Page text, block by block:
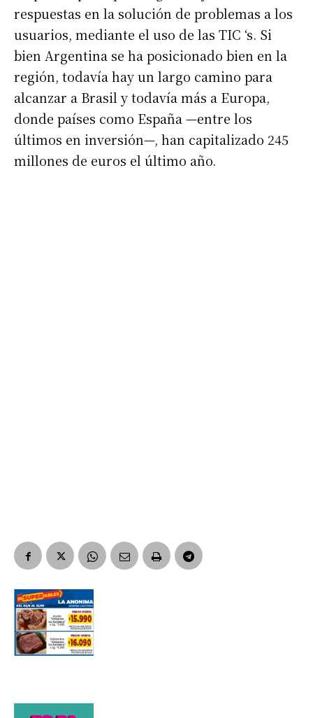
Dirección de correo electrónico
Nombre
Apellidos
Número de teléfono
respuestas en la solución de problemas a los
usuarios, mediante el uso de las TIC ‘s. Si
bien Argentina se ha posicionado bien en la
región, todavía hay un largo camino para
alcanzar a Brasil y todavía más a Europa,
donde países como España —entre los
últimos en inversión—, han capitalizado 245
millones de euros el último año.